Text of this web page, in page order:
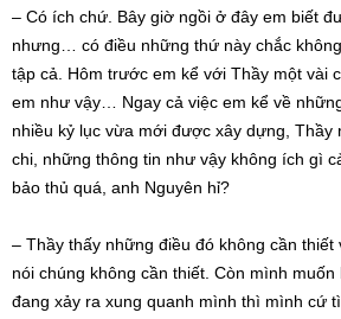
– Có ích chứ. Bây giờ ngồi ở đây em biết
nhưng… có điều những thứ này chắc
tập cả. Hôm trước em kể với Thầy một vài
em như vậy… Ngay cả việc em kể về
nhiều kỷ lục vừa mới được xây dựng, Thầy
chi, những thông tin như vậy không ích gì
bảo thủ quá, anh Nguyên hỉ?
– Thầy thấy những điều đó không cần
nói chúng không cần thiết. Còn mình
đang xảy ra xung quanh mình thì mình cứ